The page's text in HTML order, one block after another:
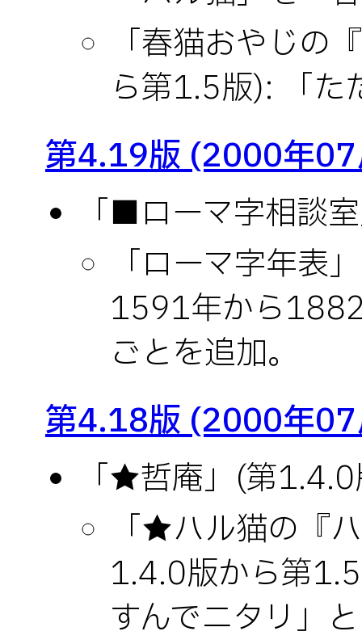
「春猫おやじの
ら第1.5版): 「た
第4.19版 (2000年
「■ローマ字相談
「ローマ字年表
1591年から
ごとを追加。
第4.18版 (2000年
「★哲庵」(第
「★ハル猫の『
1.4.0版から第
すんでニタリ」